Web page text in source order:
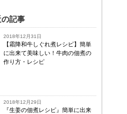
記事
2018年12月31日
【霜降和牛しぐれ煮レシピ】簡単
に出来て美味しい！牛肉の佃煮の
作り方・レシピ
2018年12月29日
『生姜の佃煮レシピ』簡単に出来